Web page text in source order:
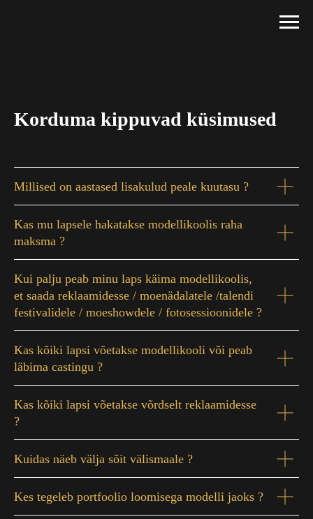
Korduma kippuvad küsimused
Millised on aastased lisakulud peale kuutasu ?
Kas mu lapsele hakatakse modellikoolis raha
maksma ?
Kui palju peab minu laps käima modellikoolis,
et saada reklaamidesse / moenädalatele /talendi
festivalidele / moeshowdele / fotosessioonidele ?
Kas kõiki lapsi võetakse modellikooli või peab
läbima castingu ?
Kas kõiki lapsi võetakse võrdselt reklaamidesse
?
Kuidas näeb välja sõit välismaale ?
Kes tegeleb portfoolio loomisega modelli jaoks ?